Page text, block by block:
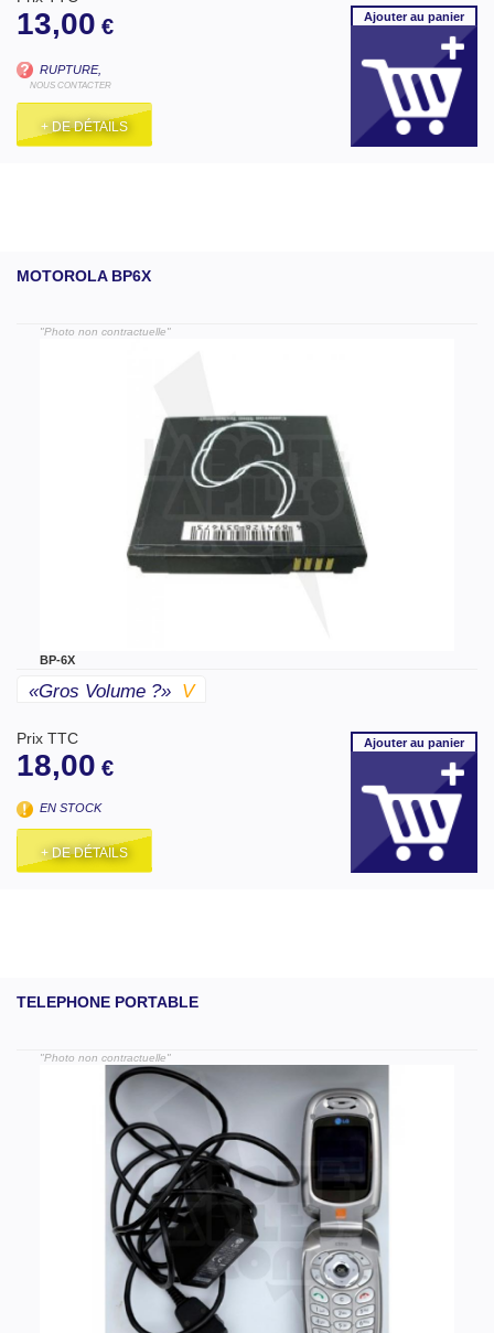
13,00 €
RUPTURE,
NOUS CONTACTER
+ DE DÉTAILS
Ajouterau panier
MOTOROLA BP6X
"Photo non contractuelle"
BP-6X
«gros Volume ?» V
Prix TTC
18,00 €
EN STOCK
+ DE DÉTAILS
Ajouterau panier
TELEPHONE PORTABLE
"Photo non contractuelle"